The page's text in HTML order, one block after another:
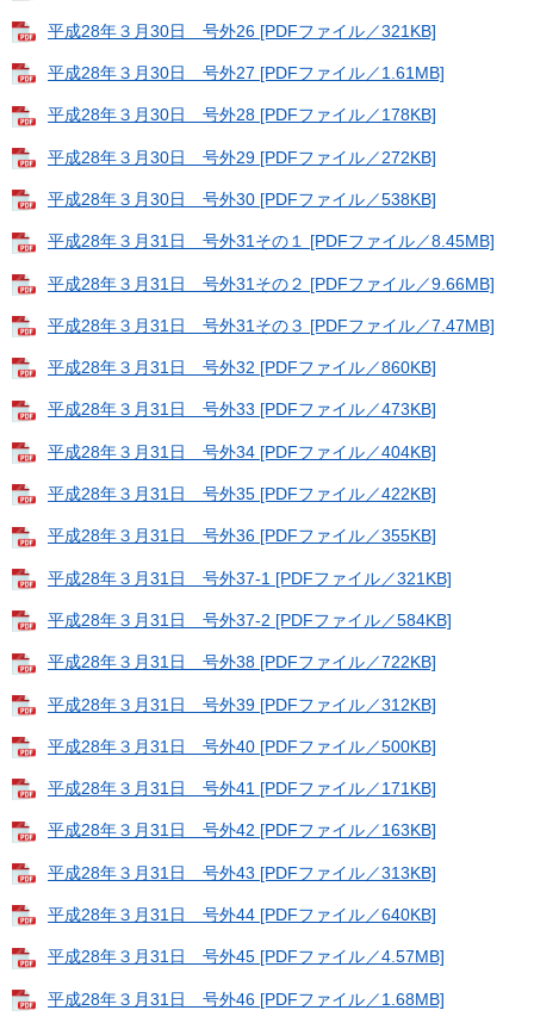
平成28年３月30日 号外26 [PDFファイル／321KB]
平成28年３月30日 号外27 [PDFファイル／1.61MB]
平成28年３月30日 号外28 [PDFファイル／178KB]
平成28年３月30日 号外29 [PDFファイル／272KB]
平成28年３月30日 号外30 [PDFファイル／538KB]
平成28年３月31日 号外31その１ [PDFファイル／8.45MB]
平成28年３月31日 号外31その２ [PDFファイル／9.66MB]
平成28年３月31日 号外31その３ [PDFファイル／7.47MB]
平成28年３月31日 号外32 [PDFファイル／860KB]
平成28年３月31日 号外33 [PDFファイル／473KB]
平成28年３月31日 号外34 [PDFファイル／404KB]
平成28年３月31日 号外35 [PDFファイル／422KB]
平成28年３月31日 号外36 [PDFファイル／355KB]
平成28年３月31日 号外37-1 [PDFファイル／321KB]
平成28年３月31日 号外37-2 [PDFファイル／584KB]
平成28年３月31日 号外38 [PDFファイル／722KB]
平成28年３月31日 号外39 [PDFファイル／312KB]
平成28年３月31日 号外40 [PDFファイル／500KB]
平成28年３月31日 号外41 [PDFファイル／171KB]
平成28年３月31日 号外42 [PDFファイル／163KB]
平成28年３月31日 号外43 [PDFファイル／313KB]
平成28年３月31日 号外44 [PDFファイル／640KB]
平成28年３月31日 号外45 [PDFファイル／4.57MB]
平成28年３月31日 号外46 [PDFファイル／1.68MB]